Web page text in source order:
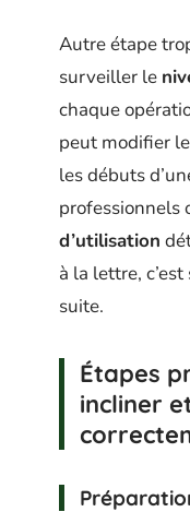
Autre étape
surveiller le
chaque
peut modifier
les débuts
professionnels
d’utilisation
à la lettre,
suite.
Étapes
incliner